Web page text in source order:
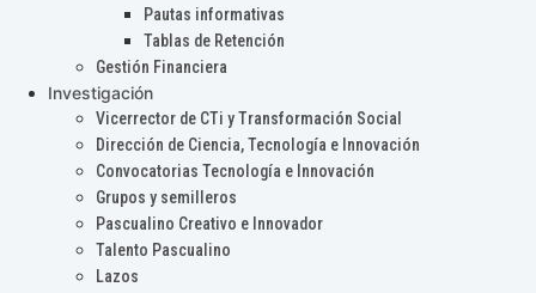
Pautas informativas
Tablas de Retención
Gestión Financiera
Investigación
Vicerrector de CTi y Transformación Social
Dirección de Ciencia, Tecnología e Innovación
Convocatorias Tecnología e Innovación
Grupos y semilleros
Pascualino Creativo e Innovador
Talento Pascualino
Lazos